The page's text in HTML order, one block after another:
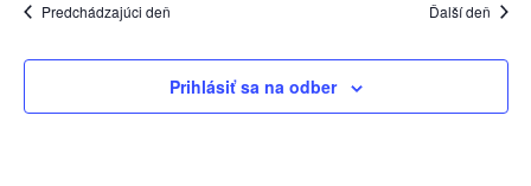
Predchádzajúci deň Ďalší deň
Prihlásiť sa na odber